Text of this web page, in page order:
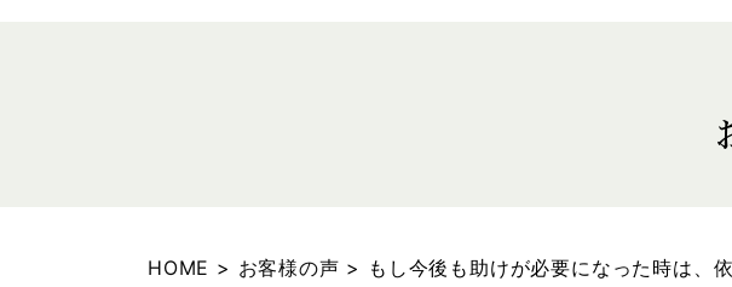
HOME > お客様の声 > もし今後も助けが必要になった時は、